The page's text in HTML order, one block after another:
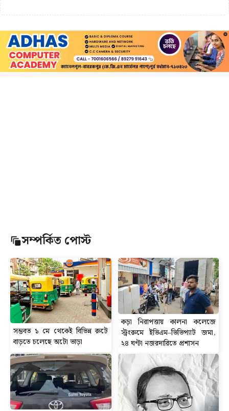
সম্পর্কিত পোস্ট
সম্ভবত ১ মে থেকেই বিভিন্ন রুটে
বাড়তে চলেছে অটো ভাড়া
কড়া নিরাপত্তায় কালনা কলেজে
স্ট্রংরুমে ইভিএম–ভিভিপ্যাট জমা,
২৪ ঘণ্টা নজরদারিতে প্রশাসন